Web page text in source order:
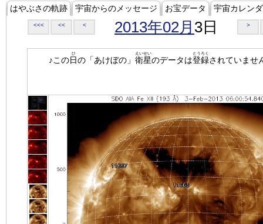
はやぶさの軌跡 宇宙からのメッセージ お宝データ 宇宙カレン
<<< << < 2013年02月 3日 >
♪この日
ひ
の「あけぼの」 衛星
えいせい
のデータは登録
とうろく
されていませ